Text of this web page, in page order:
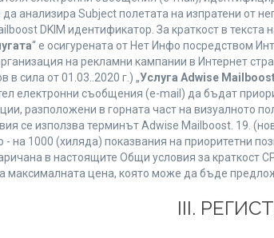
да анализира Subject полетата на изпратени
DKIM идентификатор. За краткост в текста
“ е осигурената от Нет Инфо посредством
на рекламни кампании в Интернет
в сила от 01.03..2020 г.) „Услуга Adwise
електронни съобщения (e-mail) да бъдат
разположени в горната част на визуалното
се използва терминът Adwise Mailboost. 19. (нов
на 1000 (хиляда) показвания на приоритетни
в настоящите Общи условия за краткост
максималната цена, която може да бъде
ІІІ.